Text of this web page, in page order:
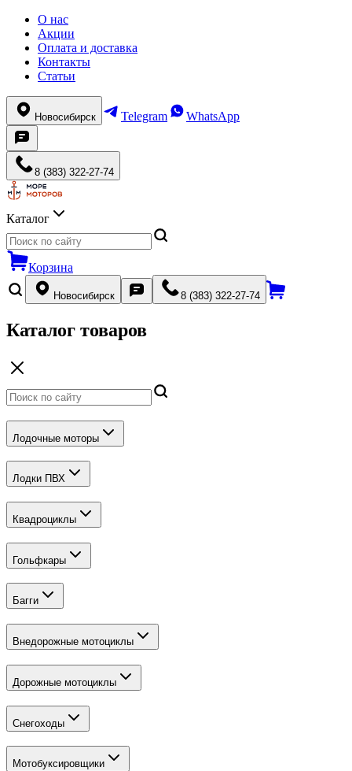
О нас
Акции
Оплата и доставка
Контакты
Статьи
Новосибирск Telegram WhatsApp
8 (383) 322-27-74
Каталог
Корзина
Новосибирск 8 (383) 322-27-74
Каталог товаров
Лодочные моторы
Лодки ПВХ
Квадроциклы
Гольфкары
Багги
Внедорожные мотоциклы
Дорожные мотоциклы
Снегоходы
Мотобуксировщики